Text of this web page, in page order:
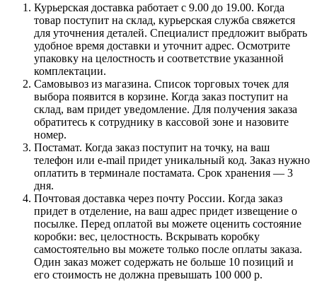
Курьерская доставка работает с 9.00 до 19.00. Когда
товар поступит на склад, курьерская служба свяжется
для уточнения деталей. Специалист предложит выбрать
удобное время доставки и уточнит адрес. Осмотрите
упаковку на целостность и соответствие указанной
комплектации.
Самовывоз из магазина. Список торговых точек для
выбора появится в корзине. Когда заказ поступит на
склад, вам придет уведомление. Для получения заказа
обратитесь к сотруднику в кассовой зоне и назовите
номер.
Постамат. Когда заказ поступит на точку, на ваш
телефон или e-mail придет уникальный код. Заказ нужно
оплатить в терминале постамата. Срок хранения — 3
дня.
Почтовая доставка через почту России. Когда заказ
придет в отделение, на ваш адрес придет извещение о
посылке. Перед оплатой вы можете оценить состояние
коробки: вес, целостность. Вскрывать коробку
самостоятельно вы можете только после оплаты заказа.
Один заказ может содержать не больше 10 позиций и
его стоимость не должна превышать 100 000 р.